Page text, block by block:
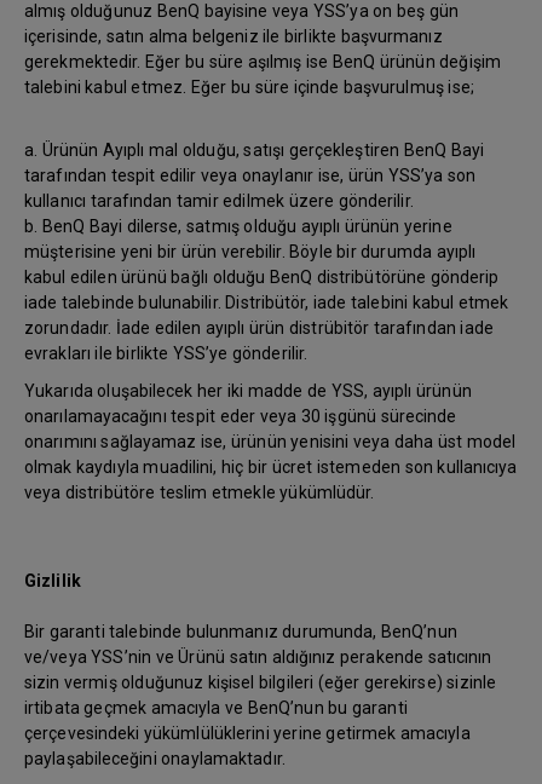
almış olduğunuz BenQ bayisine veya YSS’ya on beş gün
içerisinde, satın alma belgeniz ile birlikte başvurmanız
gerekmektedir. Eğer bu süre aşılmış ise BenQ ürünün değişim
talebini kabul etmez. Eğer bu süre içinde başvurulmuş ise;
a. Ürünün Ayıplı mal olduğu, satışı gerçekleştiren BenQ Bayi
tarafından tespit edilir veya onaylanır ise, ürün YSS’ya son
kullanıcı tarafından tamir edilmek üzere gönderilir.
b. BenQ Bayi dilerse, satmış olduğu ayıplı ürünün yerine
müşterisine yeni bir ürün verebilir. Böyle bir durumda ayıplı
kabul edilen ürünü bağlı olduğu BenQ distribütörüne gönderip
iade talebinde bulunabilir. Distribütör, iade talebini kabul etmek
zorundadır. İade edilen ayıplı ürün distrübitör tarafından iade
evrakları ile birlikte YSS’ye gönderilir.
Yukarıda oluşabilecek her iki madde de YSS, ayıplı ürünün
onarılamayacağını tespit eder veya 30 işgünü sürecinde
onarımını sağlayamaz ise, ürünün yenisini veya daha üst model
olmak kaydıyla muadilini, hiç bir ücret istemeden son kullanıcıya
veya distribütöre teslim etmekle yükümlüdür.
Gizlilik
Bir garanti talebinde bulunmanız durumunda, BenQ’nun
ve/veya YSS’nin ve Ürünü satın aldığınız perakende satıcının
sizin vermiş olduğunuz kişisel bilgileri (eğer gerekirse) sizinle
irtibata geçmek amacıyla ve BenQ’nun bu garanti
çerçevesindeki yükümlülüklerini yerine getirmek amacıyla
paylaşabileceğini onaylamaktadır.